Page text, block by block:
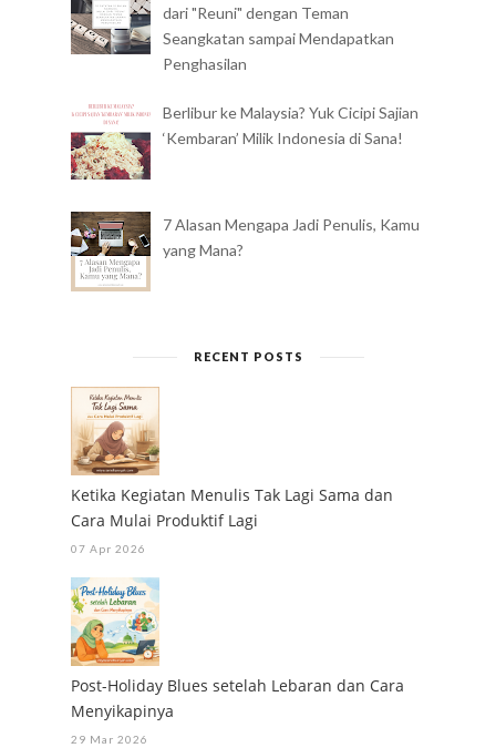
dari "Reuni" dengan Teman
Seangkatan sampai Mendapatkan
Penghasilan
Berlibur ke Malaysia? Yuk Cicipi Sajian
‘Kembaran’ Milik Indonesia di Sana!
7 Alasan Mengapa Jadi Penulis, Kamu
yang Mana?
RECENT POSTS
Ketika Kegiatan Menulis Tak Lagi Sama dan
Cara Mulai Produktif Lagi
07 Apr 2026
Post-Holiday Blues setelah Lebaran dan Cara
Menyikapinya
29 Mar 2026